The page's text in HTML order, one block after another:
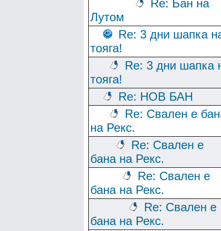
Re: Бан на
Лутом
Re: 3 дни шапка
тояга!
Re: 3 дни шапка
тояга!
Re: НОВ БАН
Re: Свален е
на Рекс.
Re: Свален е
бана на Рекс.
Re: Свален е
бана на Рекс.
Re: Свален е
бана на Рекс.